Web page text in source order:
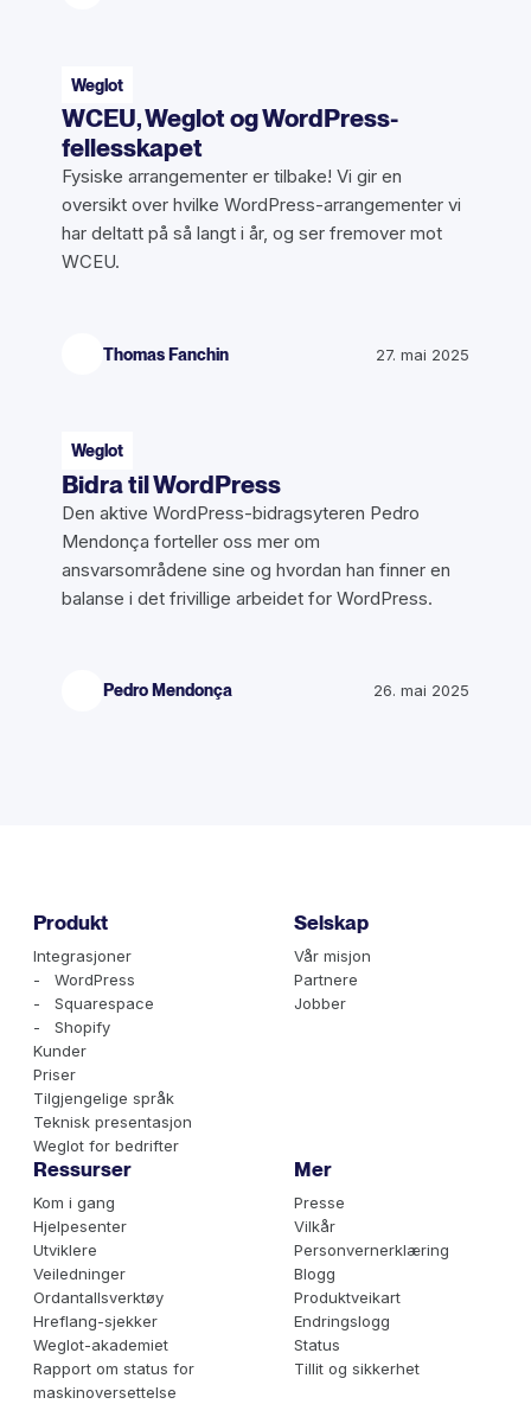
Weglot
WCEU, Weglot og WordPress-
fellesskapet
Fysiske arrangementer er tilbake! Vi gir en
oversikt over hvilke WordPress-arrangementer vi
har deltatt på så langt i år, og ser fremover mot
WCEU.
Thomas Fanchin 27. mai 2025
Weglot
Bidra til WordPress
Den aktive WordPress-bidragsyteren Pedro
Mendonça forteller oss mer om
ansvarsområdene sine og hvordan han finner en
balanse i det frivillige arbeidet for WordPress.
Pedro Mendonça 26. mai 2025
Produkt
Integrasjoner
- WordPress
- Squarespace
- Shopify
Kunder
Priser
Tilgjengelige språk
Teknisk presentasjon
Weglot for bedrifter
Selskap
Vår misjon
Partnere
Jobber
Ressurser
Kom i gang
Hjelpesenter
Utviklere
Veiledninger
Ordantallsverktøy
Hreflang-sjekker
Weglot-akademiet
Rapport om status for
maskinoversettelse
Mer
Presse
Vilkår
Personvernerklæring
Blogg
Produktveikart
Endringslogg
Status
Tillit og sikkerhet